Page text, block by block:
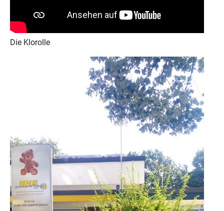
Die Klorolle